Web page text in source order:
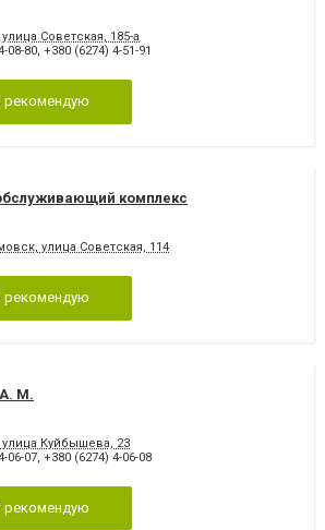
Советская, 185-а
08-80, +380 (6274) 4-51-91
рекомендую
комплекс
улица Советская, 114
рекомендую
М.
Куйбышева, 23
06-07, +380 (6274) 4-06-08
рекомендую